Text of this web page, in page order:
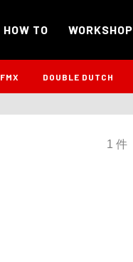
HOW TO WORKSHOP
FMX DOUBLE DUTCH
1 件